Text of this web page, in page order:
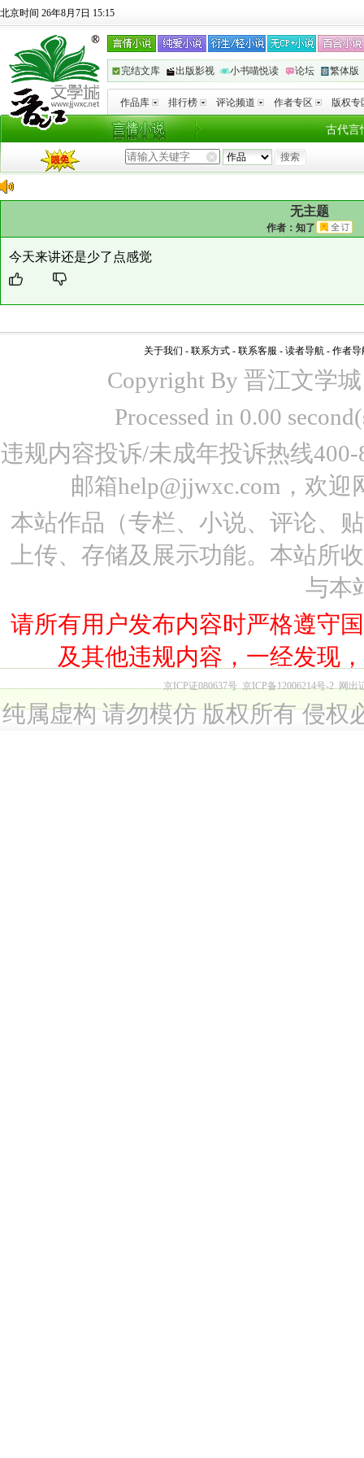
北京时间 26年8月7日 15:15
完结文库 出版影视 小书喵悦读 论坛 繁体版
作品库 排行榜 评论频道 作者专区 版权专
古代言
无主题
作者：知了
今天来讲还是少了点感觉
关于我们 - 联系方式 - 联系客服 - 读者导航 - 作者导
Copyright By 晋江文学
Processed in 0.00
违规内容投诉/未成年投诉热线
邮箱help@jjwxc.com，欢
本站作品（专栏、小说、评论、
上传、存储及展示功能。本站所
与本
请所有用户发布内容时严格遵守
及其他违规内容，一经发现
京ICP证080637号 京ICP备12006214号-2 网出
纯属虚构 请勿模仿 版权所有 侵权